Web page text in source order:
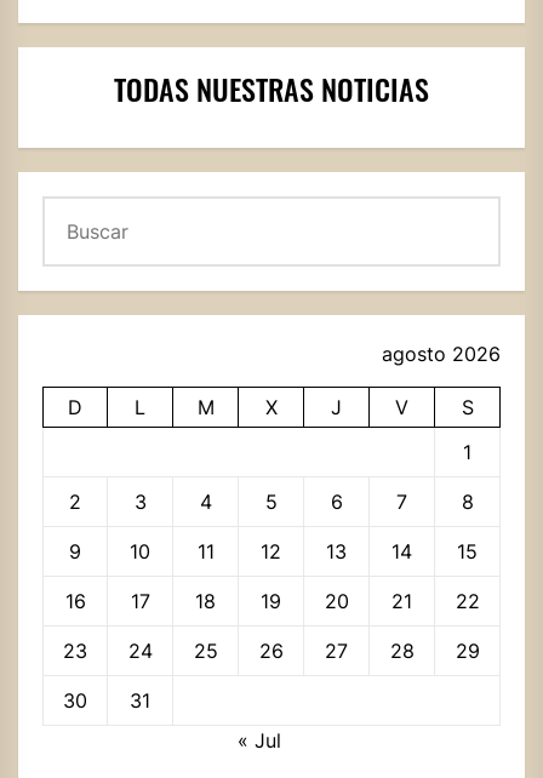
TODAS NUESTRAS NOTICIAS
agosto 2026
D L M X J V
S
1
2 3 4 5 6 7 8
9 10 11 12 13 14 15
16 17 18 19 20 21 22
23 24 25 26 27 28 29
30
31
« Jul